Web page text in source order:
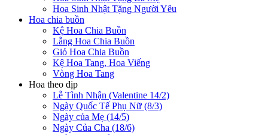
Hoa Sinh Nhật Tặng Người Yêu
Hoa chia buồn
Kệ Hoa Chia Buồn
Lẵng Hoa Chia Buồn
Giỏ Hoa Chia Buồn
Kệ Hoa Tang, Hoa Viếng
Vòng Hoa Tang
Hoa theo dịp
Lễ Tình Nhận (Valentine 14/2)
Ngày Quốc Tế Phụ Nữ (8/3)
Ngày của Mẹ (14/5)
Ngày Của Cha (18/6)